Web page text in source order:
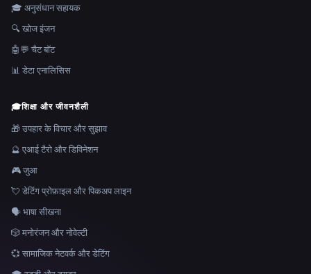
🎓 अनुसंधान सहायक
🔍 खोज इंजन
🤖💬 चैट बॉट
📊 डेटा एनालिसिस
🎓शिक्षा और जीवनशैली
🎁 उपहार के विचार और सुझाव
🔮 एआई टैरो और डिविनेशन
🎮 जुआ
💘 डेटिंग प्रोफ़ाइल और पिकअप लाइन
🗣️ भाषा सीखना
🎲 मनोरंजन और नोवेल्टी
💞 सामाजिक नेटवर्क और डेटिंग